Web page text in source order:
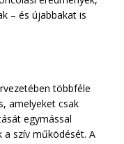
– és újabbakat is
többféle
amelyeket csak
egymással
szív működését. A